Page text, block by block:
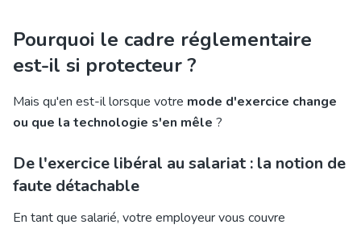
Pourquoi le cadre réglementaire
est-il si protecteur ?
Mais qu'en est-il lorsque votre mode d'exercice change
ou que la technologie s'en mêle ?
De l'exercice libéral au salariat : la notion de
faute détachable
En tant que salarié, votre employeur vous couvre